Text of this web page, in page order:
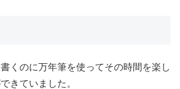
くのに万年筆を使ってその時間を楽し
きていました。